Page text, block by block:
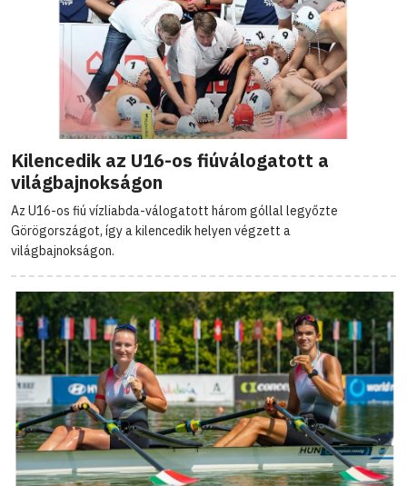
Kilencedik az U16-os fiúválogatott a
világbajnokságon
Az U16-os fiú vízliabda-válogatott három góllal legyőzte
Görögországot, így a kilencedik helyen végzett a
világbajnokságon.